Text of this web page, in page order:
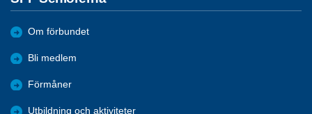
Om förbundet
Bli medlem
Förmåner
Utbildning och aktiviteter